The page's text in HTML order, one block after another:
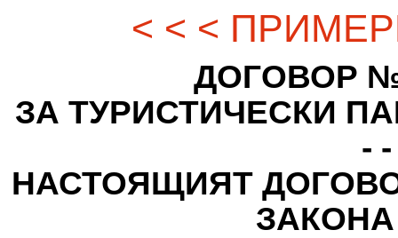
< < <
ДОГОВОР №
ЗА ТУРИСТИЧЕСКИ
-
НАСТОЯЩИЯТ